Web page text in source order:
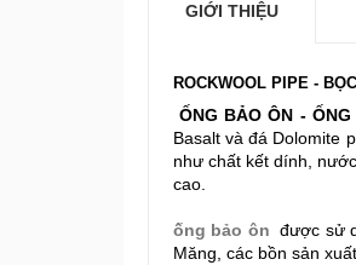
GIỚI THIỆU
ROCKWOOL PIPE -
ỐNG BẢO ÔN -
Basalt và đá Dolomite
như chất kết dính,
cao.
ống bảo ôn được sử
Măng, các bồn sản